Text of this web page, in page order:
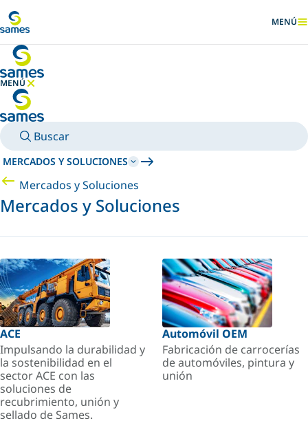
MENÚ
MENÚ
OCULTAR MENÚ
Buscar
MERCADOS Y SOLUCIONES
Mercados y Soluciones
Mercados y Soluciones
ACE
Impulsando la durabilidad y
la sostenibilidad en el
sector ACE con las
soluciones de
recubrimiento, unión y
sellado de Sames.
Automóvil OEM
Fabricación de carrocerías
de automóviles, pintura y
unión